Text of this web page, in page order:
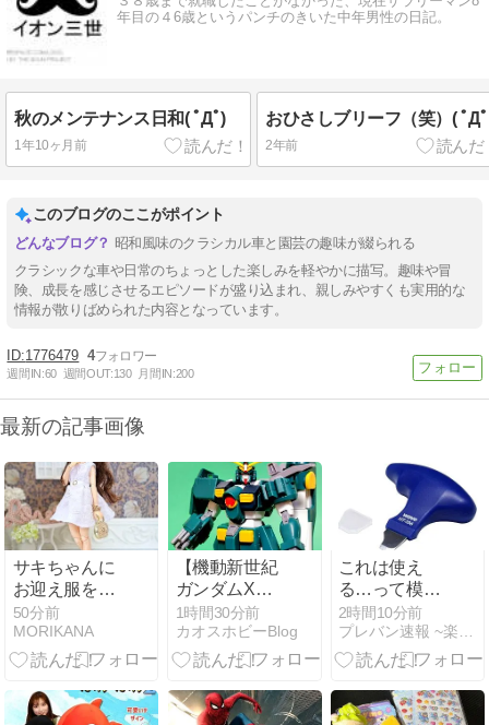
年目の４6歳というパンチのきいた中年男性の日記。
秋のメンテナンス日和( ﾟДﾟ)
1年10ヶ月前
おひさしブリーフ（笑）( ﾟД
2年前
このブログのここがポイント
昭和風味のクラシカル車と園芸の趣味が綴られる
クラシックな車や日常のちょっとした楽しみを軽やかに描写。趣味や冒
険、成長を感じさせるエピソードが盛り込まれ、親しみやすくも実用的な
情報が散りばめられた内容となっています。
1776479 4
週間IN:60 週間OUT:130 月間IN:200
最新の記事画像
サキちゃんに
お迎え服を作
りました♪
50分前
MORIKANA
【機動新世紀
ガンダムX】
HG 1/144 ガン
ダムレオパル
ド
1時間30分前
カオスホビーBlog
これは使え
る…って模型
工具ある？
2時間10分前